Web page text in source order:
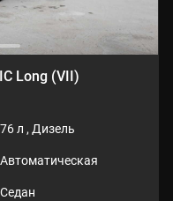
Long (VII)
76 л , Дизель
Автоматическая
Седан